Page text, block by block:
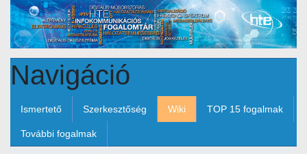
Ugrás a fő tartalomhoz
Navigáció
Ismertető Szerkesztőség Wiki TOP 15 fogalmak
További fogalmak